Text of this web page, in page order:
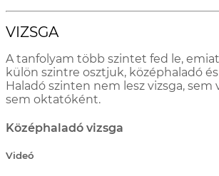
VIZSGA
A tanfolyam több szintet fed le,
külön szintre osztjuk, középhaladó
Haladó szinten nem lesz vizsga,
sem oktatóként.
Középhaladó vizsga
Videó